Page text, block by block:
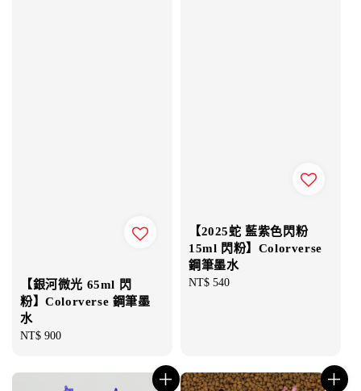
【銀河微光 65ml 閃
粉】Colorverse 鋼筆墨
水
Regular
NT$ 900
【2025蛇 藍紫色閃粉
15ml 閃粉】Colorverse
鋼筆墨水
Regular
NT$ 540